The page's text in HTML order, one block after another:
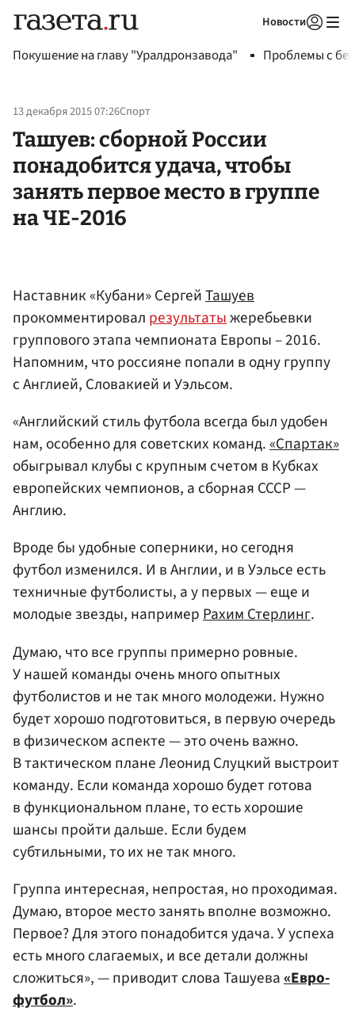
Новости
Покушение на главу "Уралдронзавода" Проблемы с
13 декабря 2015 07:26Спорт
Ташуев: сборной России
понадобится удача, чтобы
занять первое место в группе
на ЧЕ-2016
Наставник «Кубани» СергейТашуев
прокомментировал результатыжеребьевки
группового этапа чемпионата Европы – 2016.
Напомним, что россияне попали в одну группу
с Англией, Словакией и Уэльсом.
«Английский стиль футбола всегда был удобен
нам, особенно для советских команд.«Спартак»
обыгрывал клубы с крупным счетом в Кубках
европейских чемпионов, а сборная СССР —
Англию.
Вроде бы удобные соперники, но сегодня
футбол изменился. И в Англии, и в Уэльсе есть
техничные футболисты, а у первых — еще и
молодые звезды, напримерРахим Стерлинг.
Думаю, что все группы примерно ровные.
У нашей команды очень много опытных
футболистов и не так много молодежи. Нужно
будет хорошо подготовиться, в первую очередь
в физическом аспекте — это очень важно.
В тактическом плане Леонид Слуцкий выстроит
команду. Если команда хорошо будет готова
в функциональном плане, то есть хорошие
шансы пройти дальше. Если будем
субтильными, то их не так много.
Группа интересная, непростая, но проходимая.
Думаю, второе место занять вполне возможно.
Первое? Для этого понадобится удача. У успеха
есть много слагаемых, и все детали должны
сложиться», — приводит слова Ташуева«Евро-
футбол».